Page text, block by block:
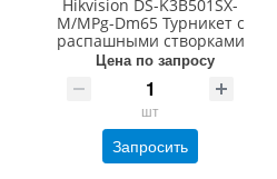
Hikvision DS-K3B501SX-
M/MPg-Dm65 Турникет с
распашными створками
Цена по запросу
шт
Запросить